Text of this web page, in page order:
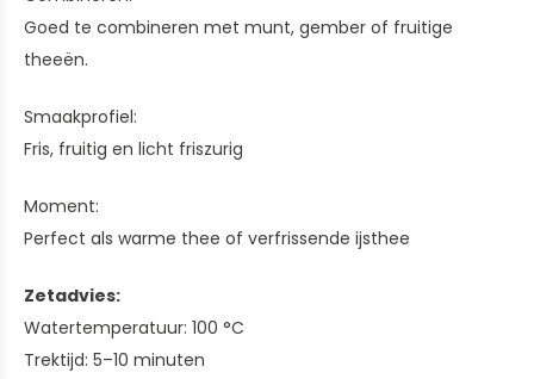
Goed te combineren met munt, gember of fruitige
theeën.
Smaakprofiel:
Fris, fruitig en licht friszurig
Moment:
Perfect als warme thee of verfrissende ijsthee
Zetadvies:
Watertemperatuur: 100 °C
Trektijd: 5–10 minuten